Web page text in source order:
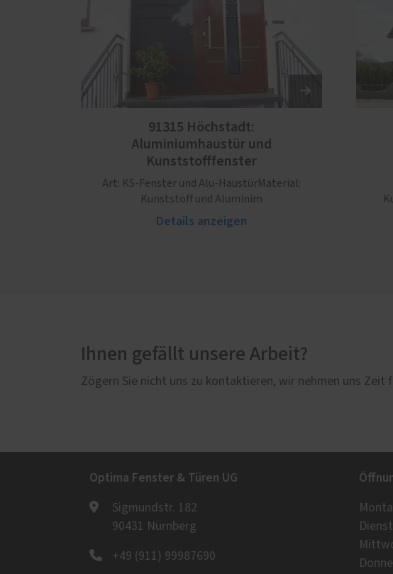
91315 Höchstadt:
Aluminiumhaustür und
Kunststofffenster
Art: KS-Fenster und Alu-HaustürMaterial:
Kunststoff und Aluminim
Details anzeigen
Ihnen gefällt unsere Arbeit?
Zögern Sie nicht uns zu kontaktieren, wir nehmen uns Zeit
Optima Fenster & Türen UG
Sigmundstr. 182
90431 Nürnberg
+49 (911) 99987690